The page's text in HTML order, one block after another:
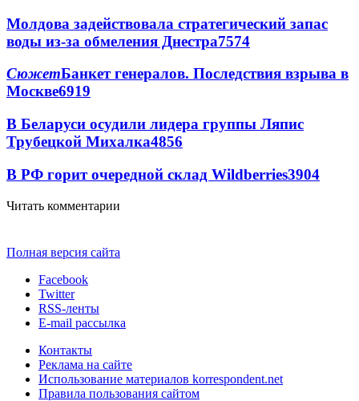
Молдова задействовала стратегический запас
воды из-за обмеления Днестра7574
СюжетБанкет генералов. Последствия взрыва в
Москве6919
В Беларуси осудили лидера группы Ляпис
Трубецкой Михалка4856
В РФ горит очередной склад Wildberries3904
Читать комментарии
Полная версия сайта
Facebook
Twitter
RSS-ленты
E-mail рассылка
Контакты
Реклама на сайте
Использование материалов korrespondent.net
Правила пользования сайтом